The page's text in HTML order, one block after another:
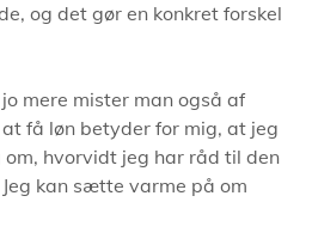
og det gør en konkret forskel
mere mister man også af
få løn betyder for mig, at jeg
om, hvorvidt jeg har råd til den
kan sætte varme på om